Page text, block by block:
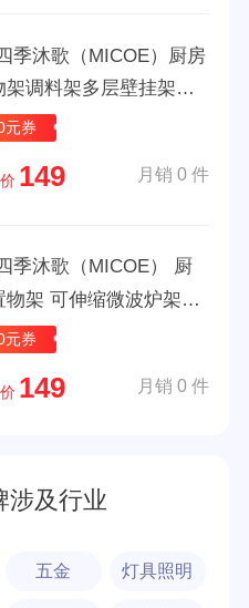
季沐歌（MICOE）厨房
架调料架多层壁挂架台
纳架刀架免安装带筷子
壁挂）
元券
149 月销 0 件
季沐歌（MICOE） 厨
物架 可伸缩微波炉架多
烤箱架子瓶罐调料架厨
元券
149 月销 0 件
涉及行业
五金 灯具照明